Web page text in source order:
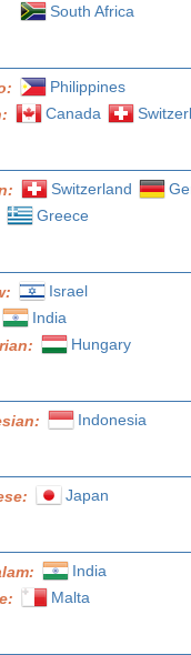
South Africa
Philippines
Canada
Switzerland
Greece
Israel
India
Hungary
Indonesia
Japan
India
Malta